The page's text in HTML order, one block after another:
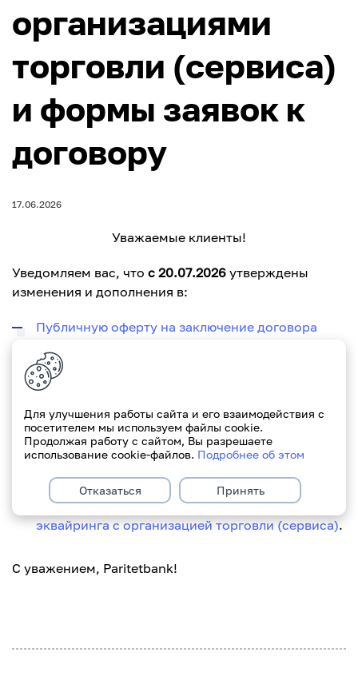
организациями
торговли (сервиса)
и формы заявок к
договору
17.06.2026
Уважаемые клиенты!
Уведомляем вас, что с 20.07.2026 утверждены
изменения и дополнения в:
Публичную оферту на заключение договора
торговли (сервиса)
торгового эквайринга с организацией торговли
(сервиса)
обслуживания держателей банковских
платежных карточек к договору торгового
эквайринга с организацией торговли (сервиса).
С уважением, Paritetbank!
Для улучшения работы сайта и его взаимодействия с
посетителем мы используем файлы cookie.
Продолжая работу с сайтом, Вы разрешаете
использование cookie-файлов. Подробнее об этом
Отказаться Принять